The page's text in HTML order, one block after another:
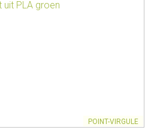
POINT-VIRGULE